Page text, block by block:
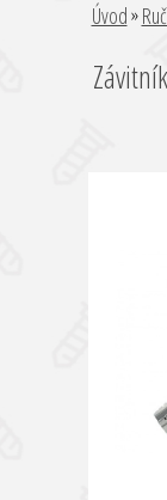
Úvod»